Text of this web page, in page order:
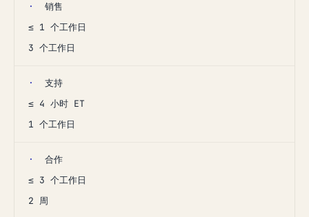
·
销售
≤ 1 个工作日
3 个工作日
·
支持
≤ 4 小时 ET
1 个工作日
·
合作
≤ 3 个工作日
2 周